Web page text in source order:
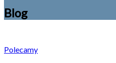
Blog
Polecamy